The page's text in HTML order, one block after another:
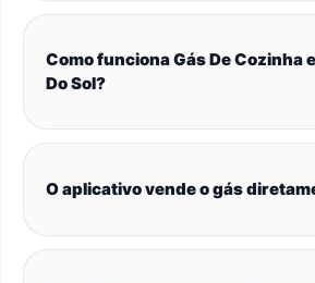
Como funciona Gás De Cozinha
Do Sol?
O aplicativo vende o gás